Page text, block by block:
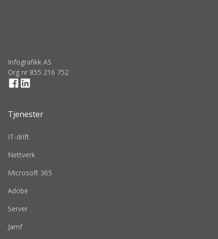
Infografikk AS
Org nr 855 216 752
Tjenester
IT-drift
Nettverk
Microsoft 365
Adobe
Server
Jamf